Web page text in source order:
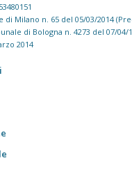
di Milano n. 65 del 05/03/2014
di Bologna n. 4273 del 07/04/
2014